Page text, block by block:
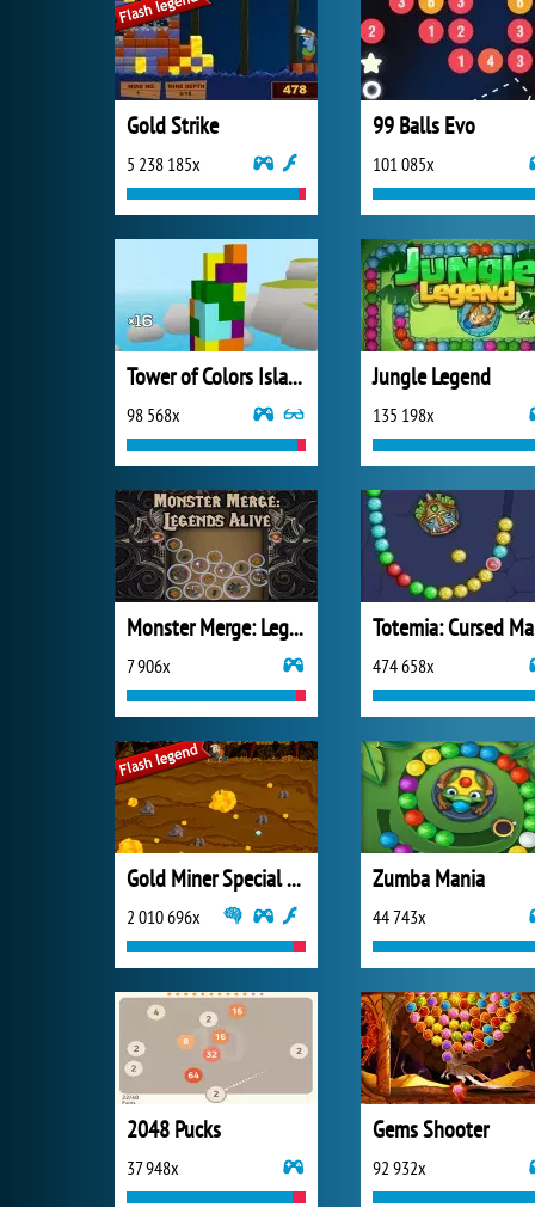
Gold Strike
5 238 185x
99 Balls Evo
101 085x
Tower of Colors Island Edition
98 568x
Jungle Legend
135 198x
Monster Merge: Legends Alive
7 906x 474 658x
Gold Miner Special Edition
2 010 696x
Zumba Mania
44 743x
2048 Pucks
37 948x
Gems Shooter
92 932x